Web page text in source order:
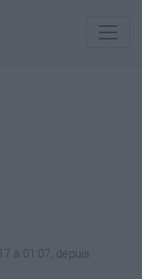
à 01:07, depuis